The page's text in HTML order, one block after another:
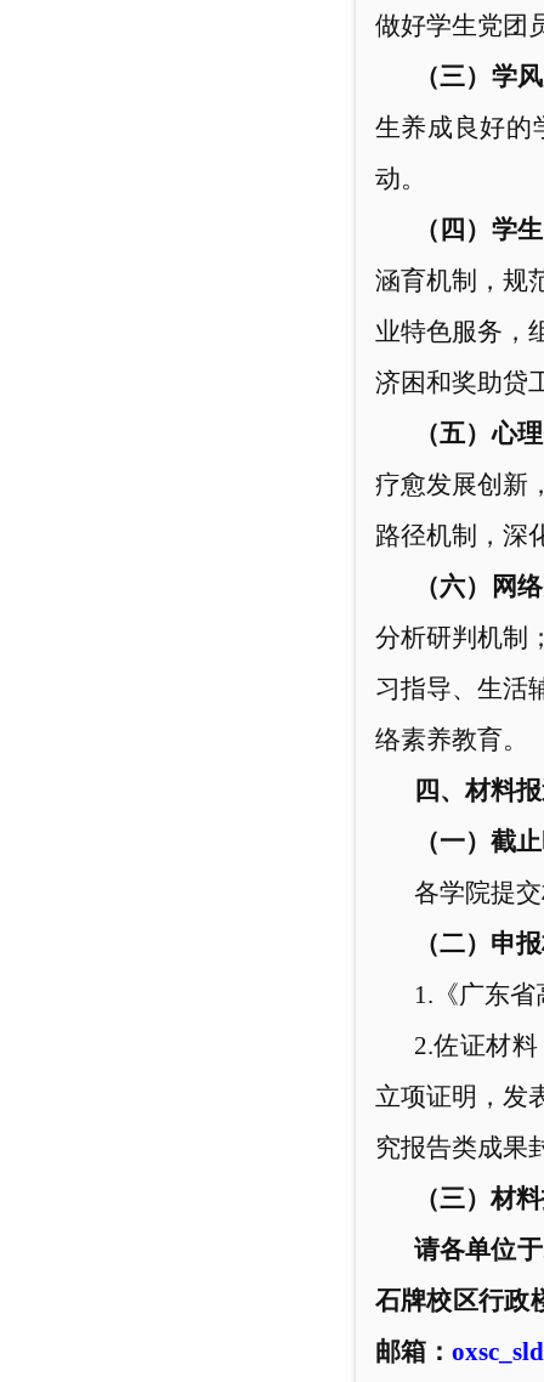
做好学生党团
（三）学
生养成良好的
动。
（四）学
涵育机制，规
业特色服务，
济困和奖助贷
（五）心
疗愈发展创新
路径机制，深
（六）网
分析研判机制
习指导、生活
络素养教育。
四、材料
（一）截
各学院提
（二）申
1. 《广东
2.佐证材料
立项证明，发
究报告类成果
（三）材
请各单位于
石牌校区行政
邮箱：